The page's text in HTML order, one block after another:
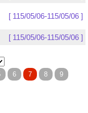
[ 115/05/06-115/05/06 ]
[ 115/05/06-115/05/06 ]